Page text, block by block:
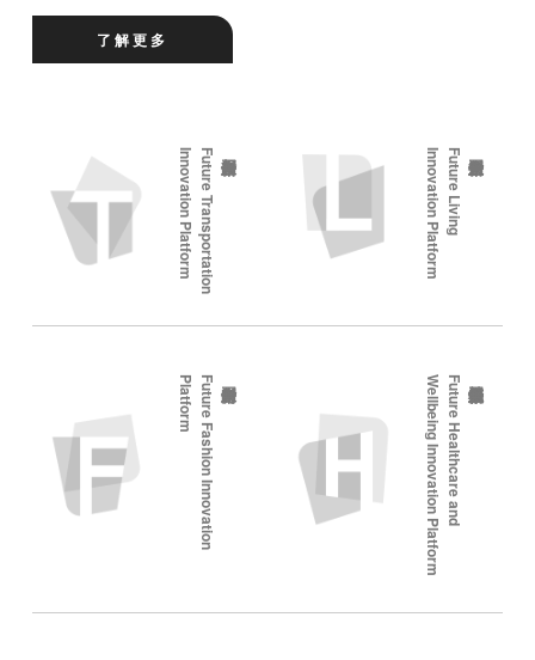
了解更多
F
u
t
u
r
e
T
r
a
n
s
p
o
r
t
a
t
i
o
n
I
n
n
o
v
a
t
i
o
n
P
l
a
t
f
o
r
m F
u
t
u
r
e
L
i
v
i
n
g
I
n
n
o
v
a
t
i
o
n
P
l
a
t
f
o
r
m
F
u
t
u
r
e
F
a
s
h
i
o
n
I
n
n
o
v
a
t
i
o
n
P
l
a
t
f
o
r
m F
u
t
u
r
e
H
e
a
l
t
h
c
a
r
e
a
n
d
W
e
l
l
b
e
i
n
g
I
n
n
o
v
a
t
i
o
n
P
l
a
t
f
o
r
m